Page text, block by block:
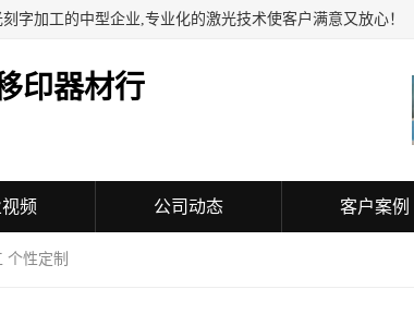
字加工的中型企业,专业化的激光技术使客户满意又放心！
印器材行
频 公司动态 客户案例
个性定制